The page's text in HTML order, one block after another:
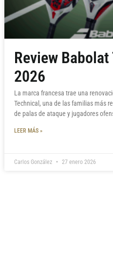
Review
2026
La marca francesa trae una
Technical, una de las familias más
de palas de ataque y jugadores
LEER MÁS »
Carlos González 27 enero 2026